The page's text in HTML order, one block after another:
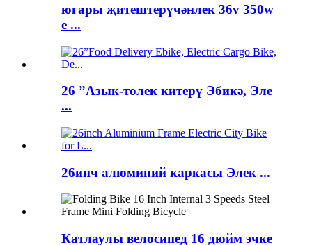
югары җитештерүчәнлек 36v 350w
e ...
26 ”Азык-төлек китерү Эбикә, Эле
...
26инч алюминий каркасы Элек ...
Катлаулы велосипед 16 дюйм эчке